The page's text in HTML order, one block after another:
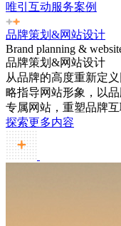
唯引互动服务案例
品牌策划&网站设计
Brand planning &
品牌策划&网站设计
从品牌的高度重新定
略指导网站形象，以
专属网站，重塑品牌
探索更多内容